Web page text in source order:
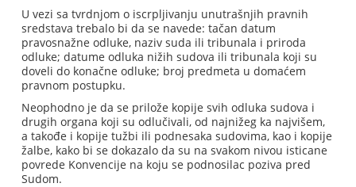
U vezi sa tvrdnjom o iscrpljivanju unutrašnjih pravnih
sredstava trebalo bi da se navede: tačan datum
pravosnažne odluke, naziv suda ili tribunala i priroda
odluke; datume odluka nižih sudova ili tribunala koji su
doveli do konačne odluke; broj predmeta u domaćem
pravnom postupku.
Neophodno je da se prilože kopije svih odluka sudova i
drugih organa koji su odlučivali, od najnižeg ka najvišem,
a takođe i kopije tužbi ili podnesaka sudovima, kao i kopije
žalbe, kako bi se dokazalo da su na svakom nivou isticane
povrede Konvencije na koju se podnosilac poziva pred
Sudom.